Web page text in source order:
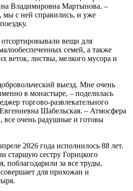
Владимировна Мартынова. –
мы с ней справились, и уже
вещи для
семей, а также
веток, листвы, мелкого мусора и
выезд. Мне очень
в монастыре, – поделилась
торгово-развлекательного
Шабельская. – Атмосфера
все очень радушные и готовы
2026 года исполнилось 88 лет.
старшую сестру Горицкого
поблагодарили за все труды,
для прихожан и